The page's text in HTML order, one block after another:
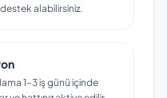
alabilirsiniz.
1–3 iş günü içinde